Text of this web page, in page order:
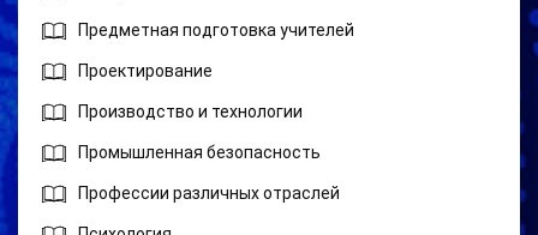
Предметная подготовка учителей
Проектирование
Производство и технологии
Промышленная безопасность
Профессии различных отраслей